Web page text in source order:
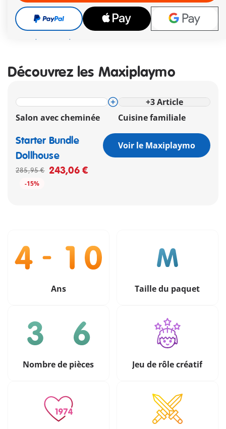
Livraison gratuite à partir de 40 €
21,99 €
Découvrez les Maxiplaymo
Salon avec cheminée
+3 Article
Cuisine familiale
Starter Bundle
Dollhouse
285,95 € 243,06 €
-15%
Voir le Maxiplaymo
Ans Taille du paquet
Nombre de pièces Jeu de rôle créatif